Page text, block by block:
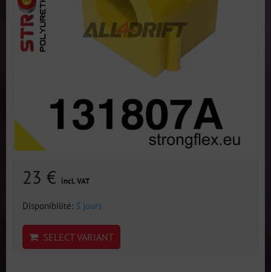
23 € incl. VAT
Disponibilité: 3 jours
SELECT VARIANT